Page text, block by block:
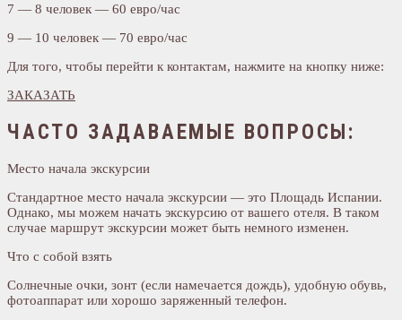
7 — 8 человек — 60 евро/час
9 — 10 человек — 70 евро/час
Для того, чтобы перейти к контактам, нажмите на кнопку ниже:
ЗАКАЗАТЬ
ЧАСТО ЗАДАВАЕМЫЕ ВОПРОСЫ:
Место начала экскурсии
Стандартное место начала экскурсии — это Площадь Испании.
Однако, мы можем начать экскурсию от вашего отеля. В таком
случае маршрут экскурсии может быть немного изменен.
Что с собой взять
Солнечные очки, зонт (если намечается дождь), удобную обувь,
фотоаппарат или хорошо заряженный телефон.